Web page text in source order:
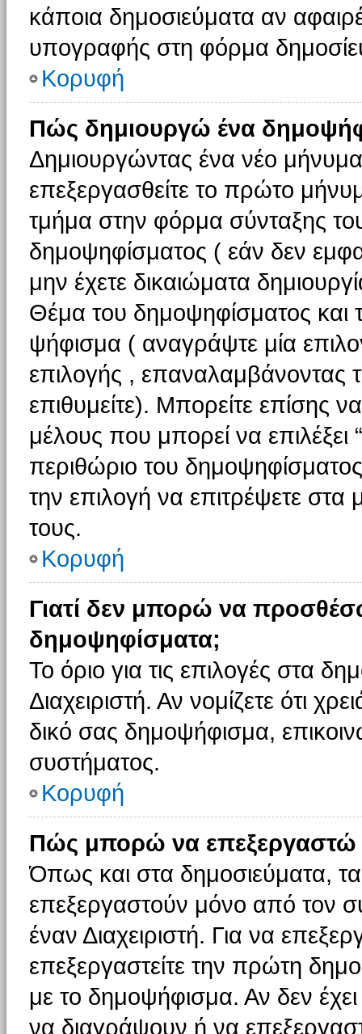
κάποια δημοσιεύματα αν
υπογραφής στη φόρμα
Κορυφή
Πώς δημιουργώ ένα
Δημιουργώντας ένα νέο
επεξεργασθείτε το πρώτο
τμήμα στην φόρμα σύνταξης
δημοψηφίσματος ( εάν δεν
μην έχετε δικαιώματα
Θέμα του δημοψηφίσματος και
ψήφισμα ( αναγράψτε μία
επιλογής , επαναλαμβάνοντας
επιθυμείτε). Μπορείτε επίσης
μέλους που μπορεί να επιλέξει
περιθώριο του
την επιλογή να επιτρέψετε στα
τους.
Κορυφή
Γιατί δεν μπορώ να
δημοψηφίσματα;
Το όριο για τις επιλογές στα
Διαχειριστή. Αν νομίζετε ότι
δικό σας δημοψήφισμα,
συστήματος.
Κορυφή
Πώς μπορώ να
Όπως και στα δημοσιεύματα,
επεξεργαστούν μόνο από τον
έναν Διαχειριστή. Για να
επεξεργαστείτε την πρώτη
με το δημοψήφισμα. Αν δεν
να διαγράψουν ή να